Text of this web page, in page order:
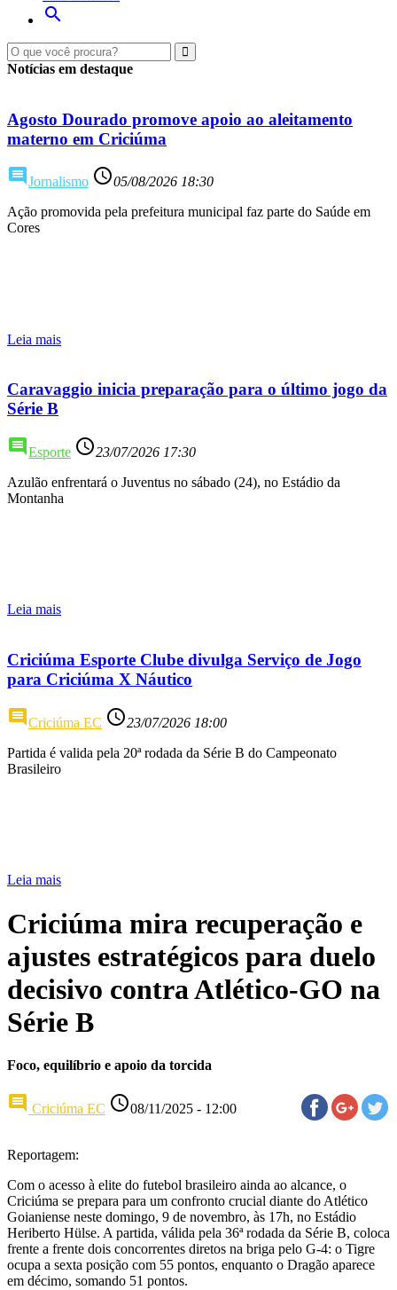
search
Notícias em destaque
Agosto Dourado promove apoio ao aleitamento
materno em Criciúma
comment Jornalismo access_time05/08/2026 18:30
Ação promovida pela prefeitura municipal faz parte do Saúde em
Cores
Leia mais
Caravaggio inicia preparação para o último jogo da
Série B
comment Esporte access_time23/07/2026 17:30
Azulão enfrentará o Juventus no sábado (24), no Estádio da
Montanha
Leia mais
Criciúma Esporte Clube divulga Serviço de Jogo
para Criciúma X Náutico
commentCriciúma EC access_time23/07/2026 18:00
Partida é valida pela 20ª rodada da Série B do Campeonato
Brasileiro
Leia mais
Criciúma mira recuperação e
ajustes estratégicos para duelo
decisivo contra Atlético-GO na
Série B
Foco, equilíbrio e apoio da torcida
comment Criciúma EC access_time08/11/2025 - 12:00
Reportagem:
Com o acesso à elite do futebol brasileiro ainda ao alcance, o
Criciúma se prepara para um confronto crucial diante do Atlético
Goianiense neste domingo, 9 de novembro, às 17h, no Estádio
Heriberto Hülse. A partida, válida pela 36ª rodada da Série B, coloca
frente a frente dois concorrentes diretos na briga pelo G-4: o Tigre
ocupa a sexta posição com 55 pontos, enquanto o Dragão aparece
em décimo, somando 51 pontos.